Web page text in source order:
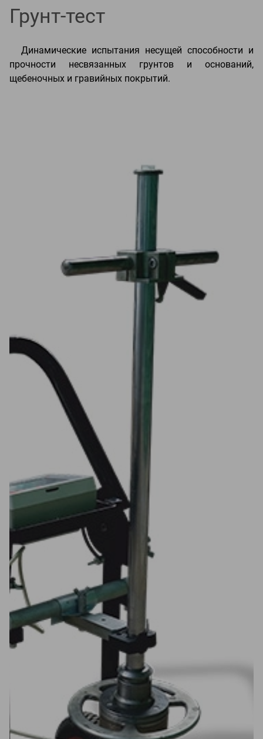
Грунт-тест
Динамические испытания несущей способности и
прочности несвязанных грунтов и оснований,
щебеночных и гравийных покрытий.